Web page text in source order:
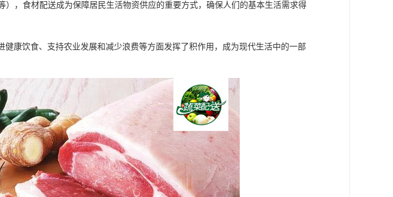
），食材配送成为保障居民生活物资供应的重要方式，确保人们的基本生活需求得
康饮食、支持农业发展和减少浪费等方面发挥了积作用，成为现代生活中的一部